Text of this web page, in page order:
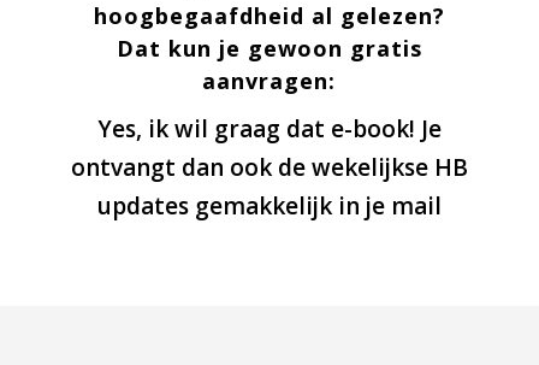
hoogbegaafdheid al gelezen?
Dat kun je gewoon gratis
aanvragen:
Yes, ik wil graag dat e-book! Je
ontvangt dan ook de wekelijkse HB
updates gemakkelijk in je mail